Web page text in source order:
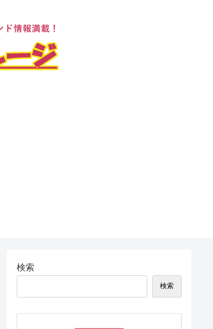
検索
検索